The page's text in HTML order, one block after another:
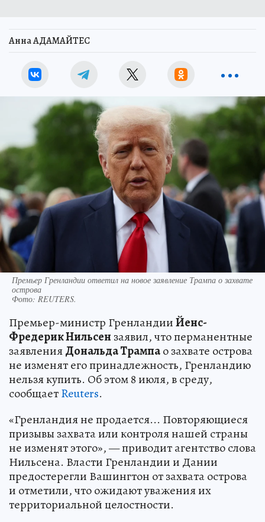
Анна АДАМАЙТЕС
Премьер Гренландии ответил на новое заявление Трампа о захвате
острова
Фото: REUTERS.
Премьер-министр ГренландииЙенс-
Фредерик Нильсен заявил, что перманентные
заявленияДональда Трампао захвате острова
не изменят его принадлежность, Гренландию
нельзя купить. Об этом 8 июля, в среду,
сообщаетReuters.
«Гренландия не продается... Повторяющиеся
призывы захвата или контроля нашей страны
не изменят этого», — приводит агентство слова
Нильсена. Власти Гренландии и Дании
предостерегли Вашингтон от захвата острова
и отметили, что ожидают уважения их
территориальной целостности.